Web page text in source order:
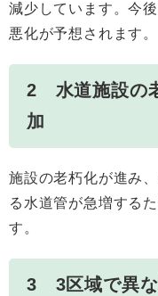
減少しています。今
悪化が予想されます。
2 水道施設の
加
施設の老朽化が進み
る水道管が急増する
す。
3 3区域で異な